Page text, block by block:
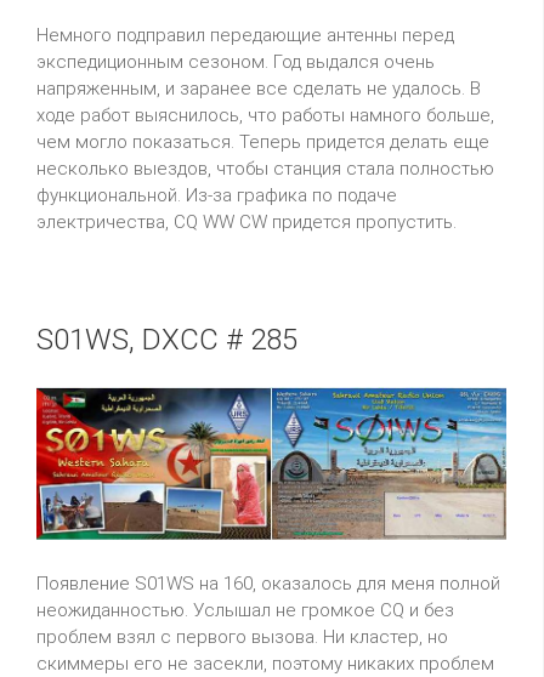
Немного подправил передающие антенны перед
экспедиционным сезоном. Год выдался очень
напряженным, и заранее все сделать не удалось. В
ходе работ выяснилось, что работы намного больше,
чем могло показаться. Теперь придется делать еще
несколько выездов, чтобы станция стала полностью
функциональной. Из-за графика по подаче
электричества, CQ WW CW придется пропустить.
S01WS, DXCC # 285
Появление S01WS на 160, оказалось для меня полной
неожиданностью. Услышал не громкое CQ и без
проблем взял с первого вызова. Ни кластер, но
скиммеры его не засекли, поэтому никаких проблем